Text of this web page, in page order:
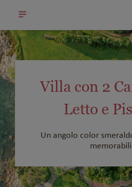
Villa con 2
Letto e
Un angolo color